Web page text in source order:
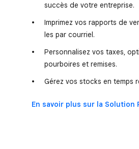
succès de votre entreprise.
Imprimez vos rapports de
les par courriel.
Personnalisez vos taxes,
pourboires et remises.
Gérez vos stocks en temps
En savoir plus sur la Solution